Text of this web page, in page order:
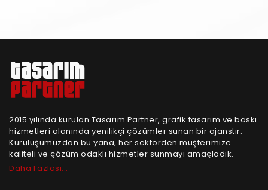
2015 yılında kurulan Tasarım Partner, grafik tasarım ve baskı
hizmetleri alanında yenilikçi çözümler sunan bir ajanstır.
Kuruluşumuzdan bu yana, her sektörden müşterimize
kaliteli ve çözüm odaklı hizmetler sunmayı amaçladık.
Daha Fazlası...